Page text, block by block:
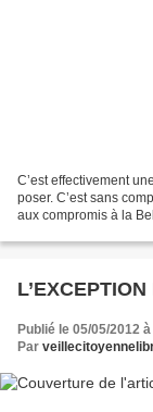
C’est effectivement
poser. C’est sans
aux compromis à la
Publié le 05/05/2012
Par